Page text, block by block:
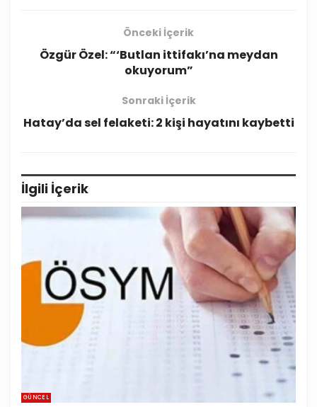
Önceki İçerik
Özgür Özel: “‘Butlan ittifakı’na meydan
okuyorum”
Sonraki İçerik
Hatay’da sel felaketi: 2 kişi hayatını kaybetti
İlgili İçerik
GÜNCEL